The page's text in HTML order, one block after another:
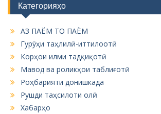
Категорияҳо
АЗ ПАЁМ ТО ПАЁМ
Гурӯҳи таҳлилӣ-иттилоотӣ
Корҳои илми тадқиқотӣ
Мавод ва роликҳои таблиғотӣ
Роҳбарияти донишкада
Рушди таҳсилоти олӣ
Хабарҳо